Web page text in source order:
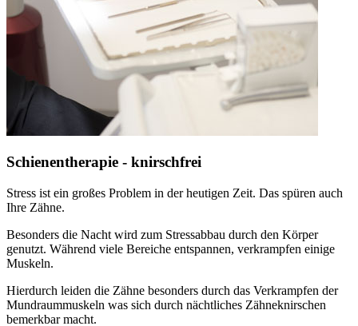
Schienentherapie - knirschfrei
Stress ist ein großes Problem in der heutigen Zeit. Das spüren auch
Ihre Zähne.
Besonders die Nacht wird zum Stressabbau durch den Körper
genutzt. Während viele Bereiche entspannen, verkrampfen einige
Muskeln.
Hierdurch leiden die Zähne besonders durch das Verkrampfen der
Mundraummuskeln was sich durch nächtliches Zähneknirschen
bemerkbar macht.